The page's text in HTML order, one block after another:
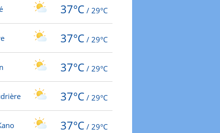
37°C / 29°C
37°C / 29°C
37°C / 29°C
37°C / 29°C
37°C / 29°C